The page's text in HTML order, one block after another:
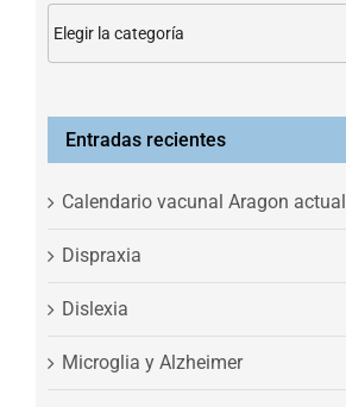
Entradas recientes
Calendario vacunal Aragon actual
Dispraxia
Dislexia
Microglia y Alzheimer